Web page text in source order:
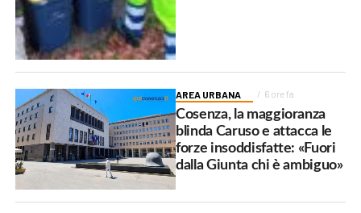
AREA URBANA 6 ore fa
Cosenza, la maggioranza
blinda Caruso e attacca le
forze insoddisfatte: «Fuori
dalla Giunta chi è ambiguo»